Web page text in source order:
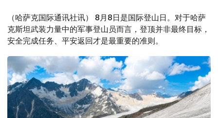
（哈萨克国际通讯社讯） 8月8日是国际登山日。对于哈萨
克斯坦武装力量中的军事登山员而言，登顶并非最终目标，
安全完成任务、平安返回才是最重要的准则。